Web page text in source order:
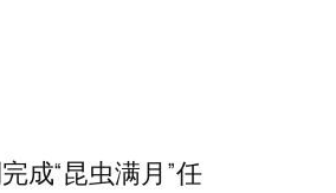
成“昆虫满月”任